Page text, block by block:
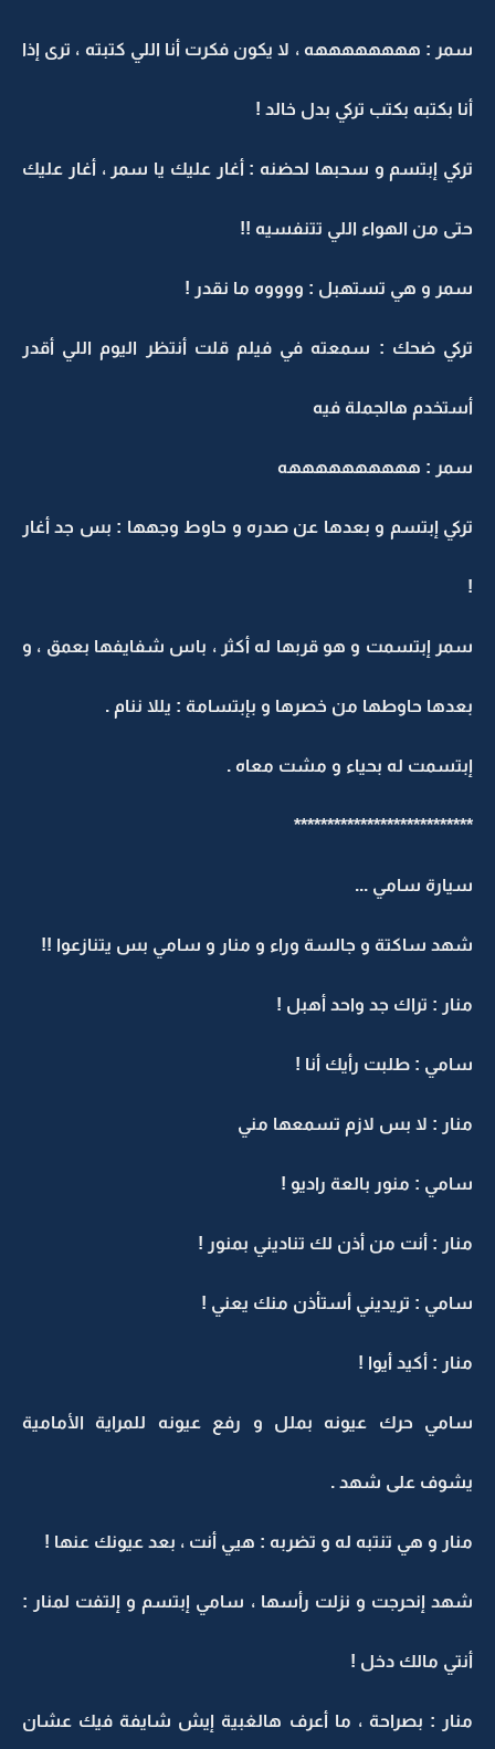
سمر : ههههههههه ، لا يكون فكرت أنا اللي كتبته ، ترى إذا
أنا بكتبه بكتب تركي بدل خالد !
تركي إبتسم و سحبها لحضنه : أغار عليك يا سمر ، أغار عليك
حتى من الهواء اللي تتنفسيه !!
سمر و هي تستهبل : ووووه ما نقدر !
تركي ضحك : سمعته في فيلم قلت أنتظر اليوم اللي أقدر
أستخدم هالجملة فيه
سمر : ههههههههههه
تركي إبتسم و بعدها عن صدره و حاوط وجهها : بس جد أغار
!
سمر إبتسمت و هو قربها له أكثر ، باس شفايفها بعمق ، و
بعدها حاوطها من خصرها و بإبتسامة : يللا ننام .
إبتسمت له بحياء و مشت معاه .
***************************
سيارة سامي ...
شهد ساكتة و جالسة وراء و منار و سامي بس يتنازعوا !!
منار : تراك جد واحد أهبل !
سامي : طلبت رأيك أنا !
منار : لا بس لازم تسمعها مني
سامي : منور بالعة راديو !
منار : أنت من أذن لك تناديني بمنور !
سامي : تريديني أستأذن منك يعني !
منار : أكيد أيوا !
سامي حرك عيونه بملل و رفع عيونه للمراية الأمامية
يشوف على شهد .
منار و هي تنتبه له و تضربه : هيي أنت ، بعد عيونك عنها !
شهد إنحرجت و نزلت رأسها ، سامي إبتسم و إلتفت لمنار :
أنتي مالك دخل !
منار : بصراحة ، ما أعرف هالغبية إيش شايفة فيك عشان